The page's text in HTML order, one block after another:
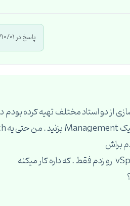
پاسخ در 1404/10/01 توسط
از دو استاد مختلف تهیه کرده بودم